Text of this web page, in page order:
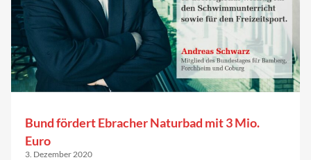
Bund fördert Ebracher Naturbad mit 3 Mio.
Euro
3. Dezember 2020